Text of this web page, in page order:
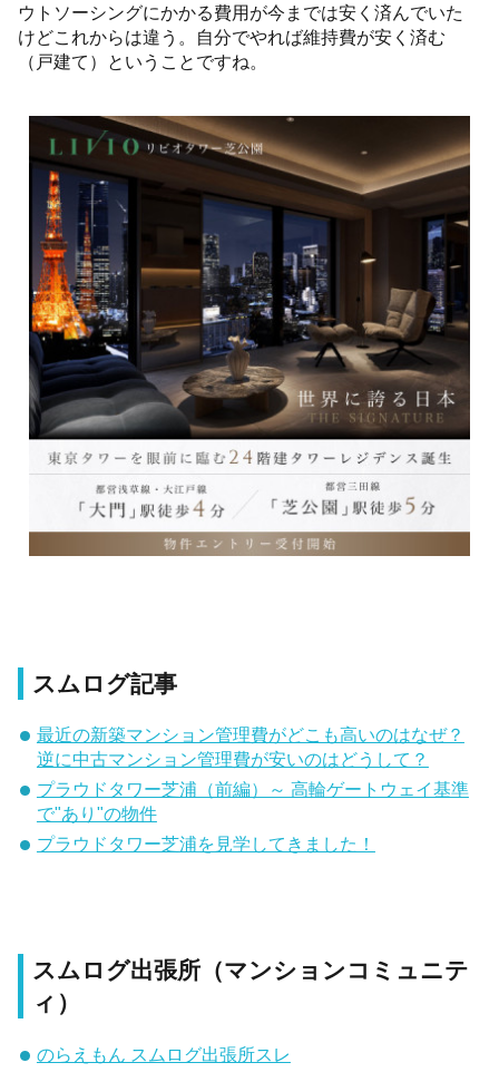
ウトソーシングにかかる費用が今までは安く済んでいた
けどこれからは違う。自分でやれば維持費が安く済む
（戸建て）ということですね。
スムログ記事
最近の新築マンション管理費がどこも高いのはなぜ？
逆に中古マンション管理費が安いのはどうして？
プラウドタワー芝浦（前編）～ 高輪ゲートウェイ基準
で"あり"の物件
プラウドタワー芝浦を見学してきました！
スムログ出張所（マンションコミュニテ
ィ）
のらえもん スムログ出張所スレ